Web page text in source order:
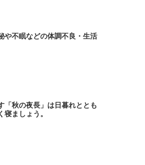
や不眠などの体調不良・生活
「秋の夜長」は日暮れととも
ましょう。